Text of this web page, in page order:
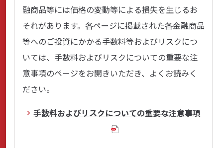
採用情報
サステナビリティ
よくあるご質問はこちら
融商品等には価格の変動等による損失を生じるお
それがあります。各ページに掲載された各金融商品
等へのご投資にかかる手数料等およびリスクにつ
いては、手数料およびリスクについての重要な注
意事項のページをお開きいただき、よくお読みく
ださい。
手数料およびリスクについての重要な注意事項